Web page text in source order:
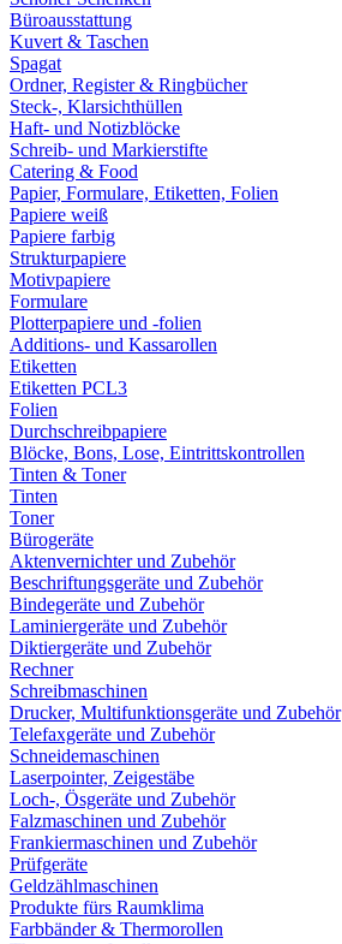
Büroausstattung
Kuvert & Taschen
Spagat
Ordner, Register & Ringbücher
Steck-, Klarsichthüllen
Haft- und Notizblöcke
Schreib- und Markierstifte
Catering & Food
Papier, Formulare, Etiketten, Folien
Papiere weiß
Papiere farbig
Strukturpapiere
Motivpapiere
Formulare
Plotterpapiere und -folien
Additions- und Kassarollen
Etiketten
Etiketten PCL3
Folien
Durchschreibpapiere
Blöcke, Bons, Lose, Eintrittskontrollen
Tinten & Toner
Tinten
Toner
Bürogeräte
Aktenvernichter und Zubehör
Beschriftungsgeräte und Zubehör
Bindegeräte und Zubehör
Laminiergeräte und Zubehör
Diktiergeräte und Zubehör
Rechner
Schreibmaschinen
Drucker, Multifunktionsgeräte und Zubehör
Telefaxgeräte und Zubehör
Schneidemaschinen
Laserpointer, Zeigestäbe
Loch-, Ösgeräte und Zubehör
Falzmaschinen und Zubehör
Frankiermaschinen und Zubehör
Prüfgeräte
Geldzählmaschinen
Produkte fürs Raumklima
Farbbänder & Thermorollen